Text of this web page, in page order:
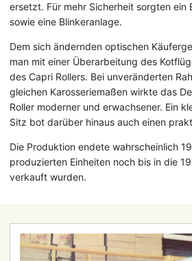
ersetzt. Für mehr Sicherheit sorgten ein
sowie eine Blinkeranlage.
Dem sich ändernden optischen
man mit einer Überarbeitung des
des Capri Rollers. Bei unveränderten
gleichen Karosseriemaßen wirkte das
Roller moderner und erwachsener. Ein
Sitz bot darüber hinaus auch einen
Die Produktion endete wahrscheinlich
produzierten Einheiten noch bis in die
verkauft wurden.